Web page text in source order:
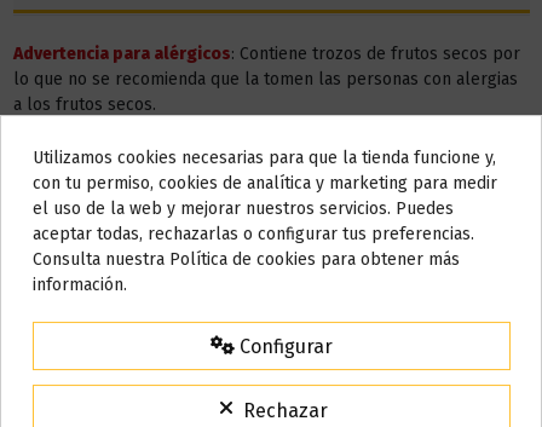
Advertencia para alérgicos: Contiene trozos de frutos secos por
lo que no se recomienda que la tomen las personas con alergias
a los frutos secos.
Detalles del producto
Reseñas (0)
También puede que te guste
Do not show again.
AVISO IMPORTANTE
Nos tomamos unos días
15% de descuento
Código:VACACIONES15
Utilizamos cookies necesarias para que la tienda funcione y,
con tu permiso, cookies de analítica y marketing para medir
el uso de la web y mejorar nuestros servicios. Puedes
aceptar todas, rechazarlas o configurar tus preferencias.
Consulta nuestra Política de cookies para obtener más
información.
Configurar
Rechazar